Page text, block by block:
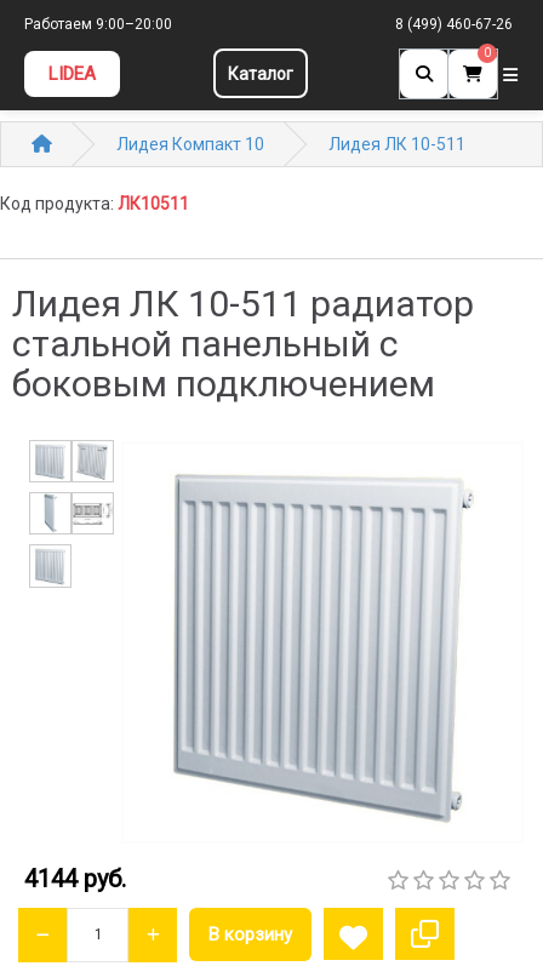
Работаем 9:00–20:00 8 (499) 460-67-26
LIDEA Каталог
0
Лидея Компакт 10 Лидея ЛК 10-511
Код продукта: ЛК10511
Лидея ЛК 10-511 радиатор
стальной панельный с
боковым подключением
4144 руб.